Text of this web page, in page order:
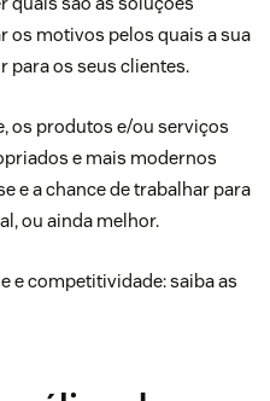
os motivos pelos quais a sua
para os seus clientes.
os produtos e/ou serviços
e mais modernos
e a chance de trabalhar para
ou ainda melhor.
e competitividade: saiba as